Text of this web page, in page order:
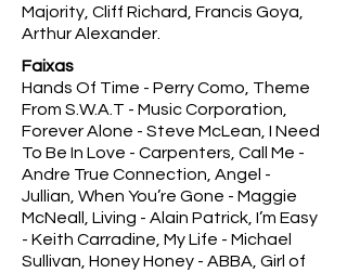
Majority, Cliff Richard, Francis Goya,
Arthur Alexander.
Faixas
Hands Of Time - Perry Como, Theme
From S.W.A.T - Music Corporation,
Forever Alone - Steve McLean, I Need
To Be In Love - Carpenters, Call Me -
Andre True Connection, Angel -
Jullian, When You’re Gone - Maggie
McNeall, Living - Alain Patrick, I’m Easy
- Keith Carradine, My Life - Michael
Sullivan, Honey Honey - ABBA, Girl of